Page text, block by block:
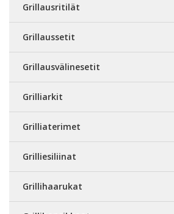
Grillausritilät
Grillaussetit
Grillausvälinesetit
Grilliarkit
Grilliaterimet
Grilliesiliinat
Grillihaarukat